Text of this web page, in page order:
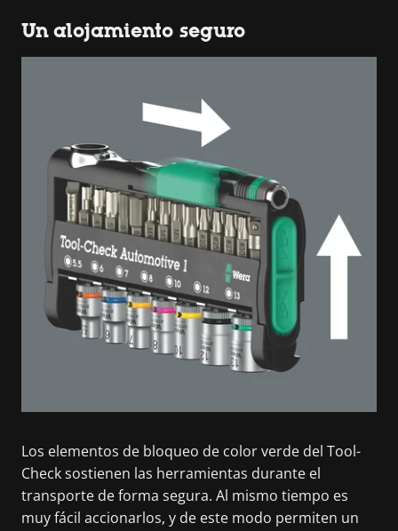
Un alojamiento seguro
Los elementos de bloqueo de color verde del Tool-
Check sostienen las herramientas durante el
transporte de forma segura. Al mismo tiempo es
muy fácil accionarlos, y de este modo permiten un